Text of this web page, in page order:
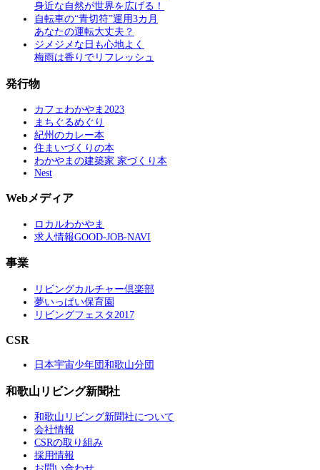
身近な自然が世界を広げる！
自転車の“青切符”運用3カ月
あなたの運転大丈夫？
ジメジメな日も心地よく
梅雨は香りでリフレッシュ
発行物
カフェわかやま2023
まちぐるめぐり
紀州のカレー本
住まいづくりの本
わかやまの建築家 家づくり本
Nest
Webメディア
ロカルわかやま
求人情報GOOD-JOB-NAVI
事業
リビングカルチャー倶楽部
夢いっぱい保育園
リビングフェスタ2017
CSR
日本宇宙少年団和歌山分団
和歌山リビング新聞社
和歌山リビング新聞社について
会社情報
CSRの取り組み
採用情報